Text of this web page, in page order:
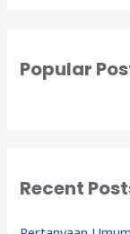
Popular
Recent